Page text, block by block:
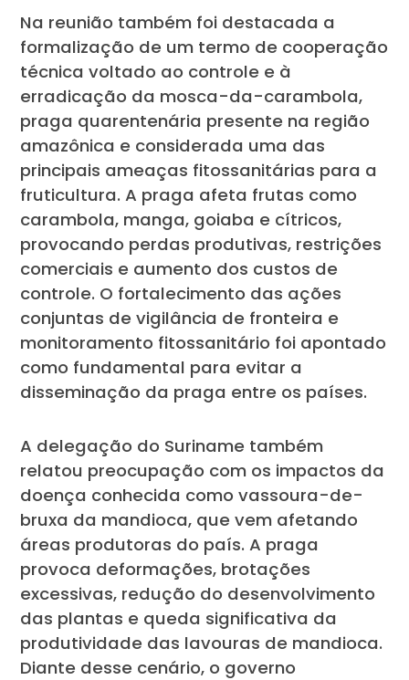
Na reunião também foi destacada a
formalização de um termo de cooperação
técnica voltado ao controle e à
erradicação da mosca-da-carambola,
praga quarentenária presente na região
amazônica e considerada uma das
principais ameaças fitossanitárias para a
fruticultura. A praga afeta frutas como
carambola, manga, goiaba e cítricos,
provocando perdas produtivas, restrições
comerciais e aumento dos custos de
controle. O fortalecimento das ações
conjuntas de vigilância de fronteira e
monitoramento fitossanitário foi apontado
como fundamental para evitar a
disseminação da praga entre os países.
A delegação do Suriname também
relatou preocupação com os impactos da
doença conhecida como vassoura-de-
bruxa da mandioca, que vem afetando
áreas produtoras do país. A praga
provoca deformações, brotações
excessivas, redução do desenvolvimento
das plantas e queda significativa da
produtividade das lavouras de mandioca.
Diante desse cenário, o governo